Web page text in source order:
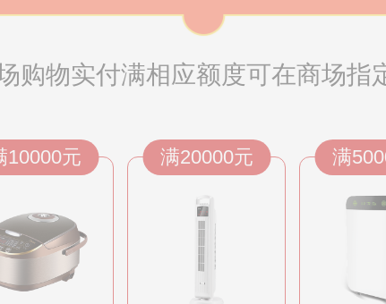
购物实付满相应额度可在商场指
10000元 满20000元 满